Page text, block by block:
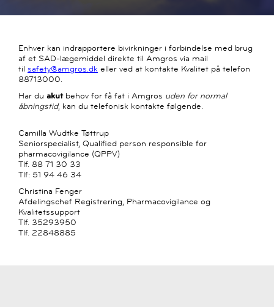
Enhver kan indrapportere bivirkninger i forbindelse med brug
af et SAD-lægemiddel direkte til Amgros via mail
til safety@amgros.dk eller ved at kontakte Kvalitet på telefon
88713000.
Har du akutbehov for få fat i Amgros uden for normal
åbningstid, kan du telefonisk kontakte følgende.
Camilla Wudtke Tøttrup
Seniorspecialist, Qualified person responsible for
pharmacovigilance (QPPV)
Tlf. 88 71 30 33
Tlf: 51 94 46 34
Christina Fenger
Afdelingschef Registrering, Pharmacovigilance og
Kvalitetssupport
Tlf. 35293950
Tlf. 22848885